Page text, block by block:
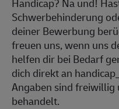
Schwerbehinderung
deiner Bewerbung
freuen uns, wenn uns
helfen dir bei Bedarf
dich direkt an
Angaben sind
behandelt.